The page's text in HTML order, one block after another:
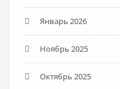
Январь 2026
Ноябрь 2025
Октябрь 2025